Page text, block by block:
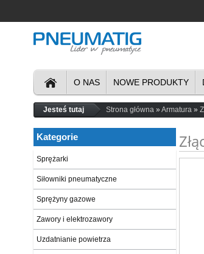
O NAS NOWE PRODUKTY
Jesteś tutaj Strona główna Armatura
Kategorie
Sprężarki
Siłowniki pneumatyczne
Sprężyny gazowe
Zawory i elektrozawory
Uzdatnianie powietrza